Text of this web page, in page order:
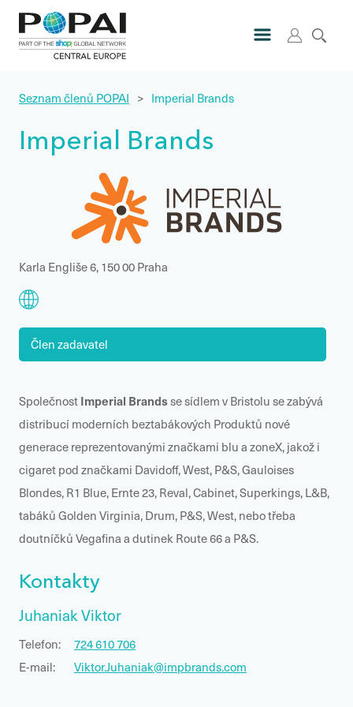
Seznam členů POPAI > Imperial Brands
Imperial Brands
Karla Engliše 6, 150 00 Praha
Člen zadavatel
Společnost Imperial Brandsse sídlem v Bristolu se zabývá
distribucí moderních beztabákových Produktů nové
generace reprezentovanými značkami blu a zoneX, jakož i
cigaret pod značkami Davidoff, West, P&S, Gauloises
Blondes, R1 Blue, Ernte 23, Reval, Cabinet, Superkings, L&B,
tabáků Golden Virginia, Drum, P&S, West, nebo třeba
doutníčků Vegafina a dutinek Route 66 a P&S.
Kontakty
Juhaniak Viktor
Telefon:
724 610 706
E-mail:
Viktor.Juhaniak@impbrands.com